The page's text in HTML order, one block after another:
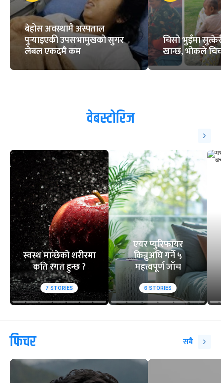
बेहोस अवस्थामै अस्पताल
पुर्‍याइएकी उपसभामुखको सुगर
लेबल एकदमै कम
चिसो भुइँमा
खान्छ, भोकले
वेबस्टोरिज
स्वस्थ मान्छेको शरीरमा
कति रगत हुन्छ ?
7 STORIES
एयर प्युरिफायर
किन्नुअघि गर्ने ५
महत्त्वपूर्ण जाँच
6 STORIES
फिचर सबै